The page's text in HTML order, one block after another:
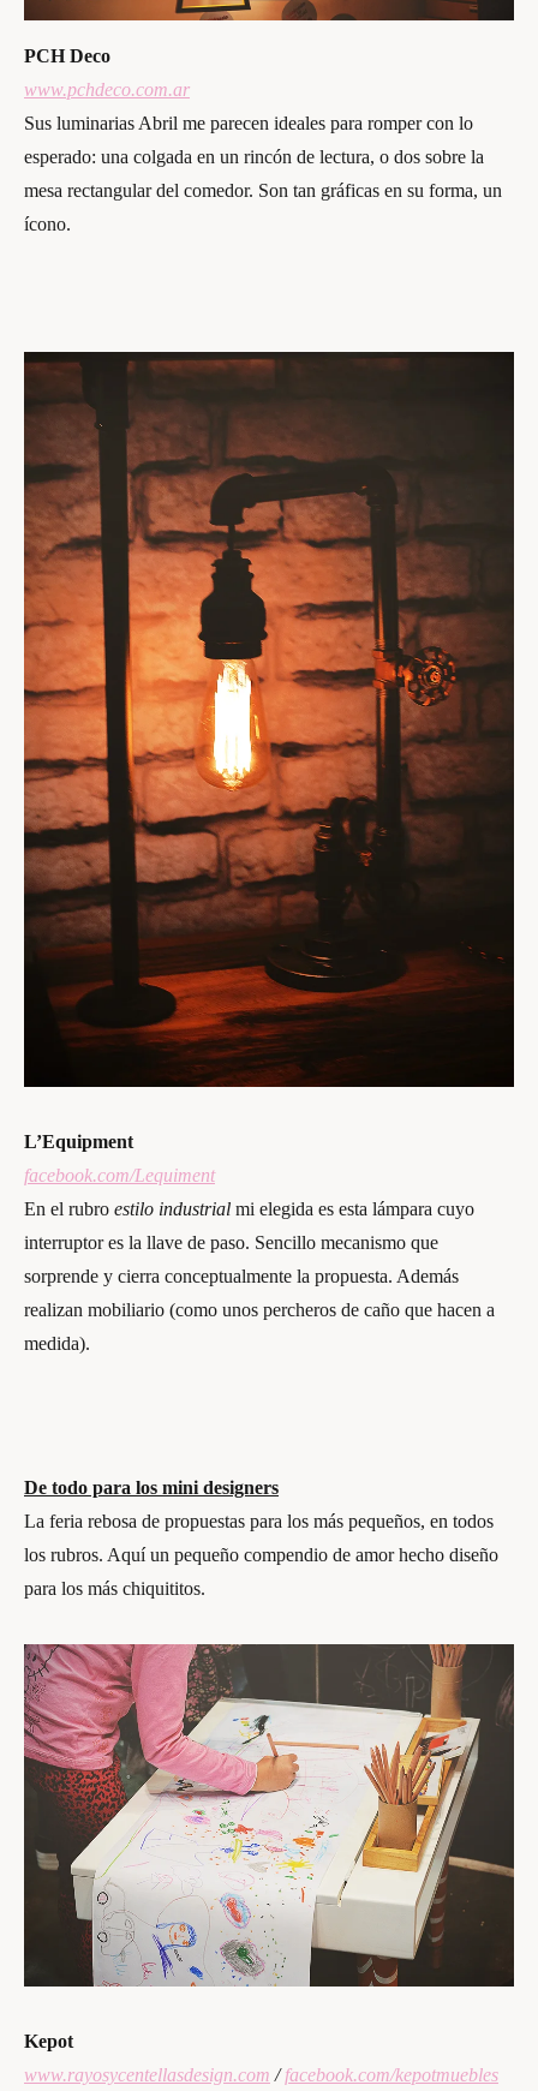
PCH Deco
www.pchdeco.com.ar
Sus luminarias Abril me parecen ideales para romper con lo
esperado: una colgada en un rincón de lectura, o dos sobre la
mesa rectangular del comedor. Son tan gráficas en su forma, un
ícono.
L’Equipment
facebook.com/Lequiment
En el rubro estilo industrial mi elegida es esta lámpara cuyo
interruptor es la llave de paso. Sencillo mecanismo que
sorprende y cierra conceptualmente la propuesta. Además
realizan mobiliario (como unos percheros de caño que hacen a
medida).
De todo para los mini designers
La feria rebosa de propuestas para los más pequeños, en todos
los rubros. Aquí un pequeño compendio de amor hecho diseño
para los más chiquititos.
Kepot
www.rayosycentellasdesign.com /facebook.com/kepotmuebles